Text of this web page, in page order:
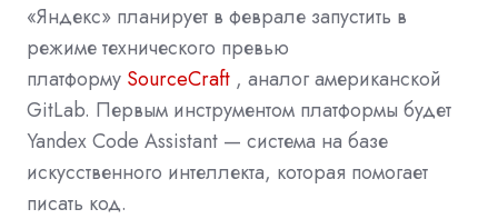
«Яндекс» планирует в феврале запустить в
режиме технического превью
платформу SourceCraft , аналог американской
GitLab. Первым инструментом платформы будет
Yandex Code Assistant — система на базе
искусственного интеллекта, которая помогает
писать код.